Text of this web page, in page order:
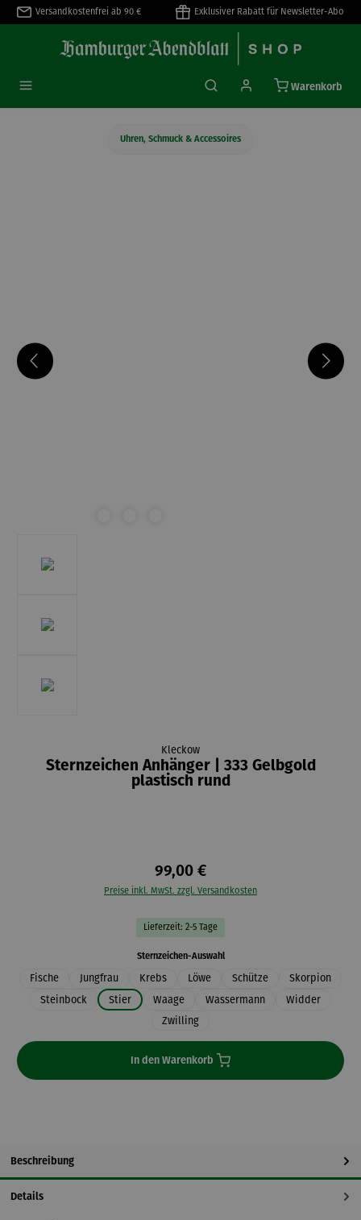
springen
Versandkostenfrei ab 90 € Exklusiver Rabatt für Newsletter-Abo
Warenkorb
Uhren, Schmuck & Accessoires
Kleckow
Sternzeichen Anhänger | 333 Gelbgold
plastisch rund
99,00 €
Preise inkl. MwSt. zzgl. Versandkosten
Lieferzeit: 2-5 Tage
Sternzeichen-Auswahlauswählen
Fische Jungfrau Krebs Löwe Schütze
Skorpion
Steinbock
Stier Waage Wassermann
Widder
Zwilling
In den Warenkorb
Beschreibung
Details